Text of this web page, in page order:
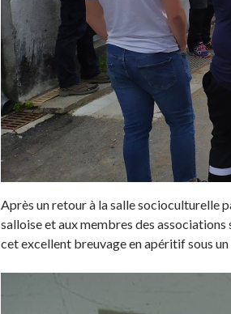
Après un retour à la salle socioculturelle
salloise et aux membres des associations
cet excellent breuvage en apéritif sous